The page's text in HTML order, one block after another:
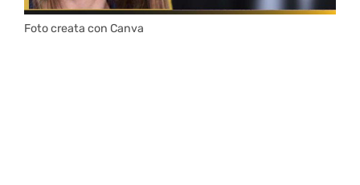
Foto creata con Canva